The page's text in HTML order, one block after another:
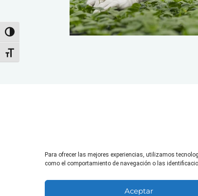
Para ofrecer las mejores experiencias, utilizamos
como el comportamiento de navegación o las
Aceptar
Alternar alto contraste
Alternar tamaño de letra